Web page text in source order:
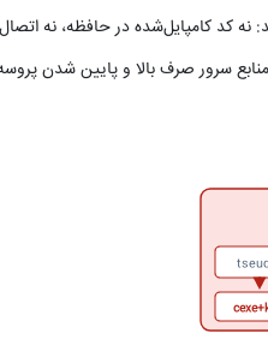
کد کامپایل‌شده در حافظه، نه
سرور صرف بالا و پایین شدن